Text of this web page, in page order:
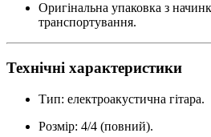
Оригінальна упаковка з
транспортування.
Технічні характеристики
Тип: електроакустична гітара.
Розмір: 4/4 (повний).